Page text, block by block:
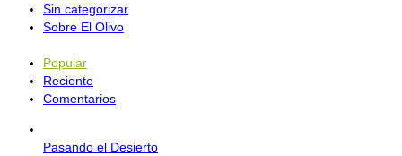
Sin categorizar
Sobre El Olivo
Popular
Reciente
Comentarios
Pasando el Desierto